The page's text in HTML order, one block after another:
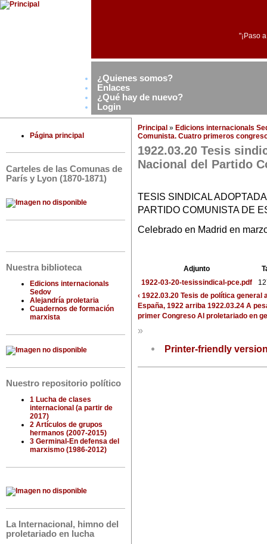
"¡Paso
¿Quienes somos?
Enlaces
¿Qué hay de nuevo?
Login
Página principal
Carteles de las Comunas de
París y Lyon (1870-1871)
Nuestra biblioteca
Edicions internacionals
Sedov
Alejandría proletaria
Cuadernos de formación
marxista
Nuestro repositorio político
1 Lucha de clases
internacional (a partir de
2017)
2 Artículos de grupos
hermanos (2007-2015)
3 Germinal-En defensa del
marxismo (1986-2012)
La Internacional, himno del
proletariado en lucha
Principal » Edicions internacionals
Comunista. Cuatro primeros
1922.03.20 Tesis
Nacional del Partido
TESIS SINDICAL
PARTIDO COMUNISTA DE
Celebrado en Madrid en
Adjunto
1922-03-20-tesissindical-pce.pdf
‹ 1922.03.20 Tesis de política
España, 1922 arriba 1922.03.24 A
primer Congreso Al proletariado en
»
Printer-friendly